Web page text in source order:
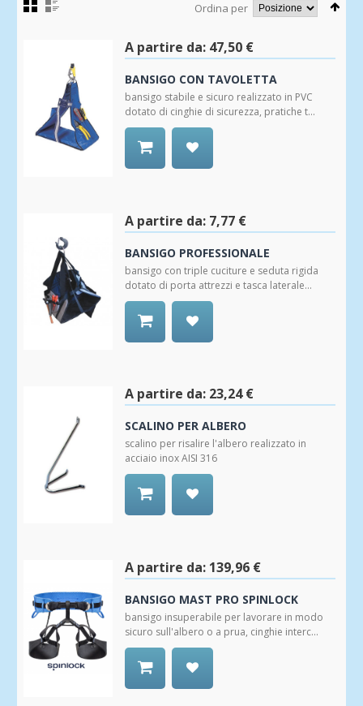
Ordina per
A partire da: 47,50 €
BANSIGO CON TAVOLETTA
bansigo stabile e sicuro realizzato in PVC
dotato di cinghie di sicurezza, pratiche t...
A partire da: 7,77 €
BANSIGO PROFESSIONALE
bansigo con triple cuciture e seduta rigida
dotato di porta attrezzi e tasca laterale...
A partire da: 23,24 €
SCALINO PER ALBERO
scalino per risalire l'albero realizzato in
acciaio inox AISI 316
A partire da: 139,96 €
BANSIGO MAST PRO SPINLOCK
bansigo insuperabile per lavorare in modo
sicuro sull'albero o a prua, cinghie interc...